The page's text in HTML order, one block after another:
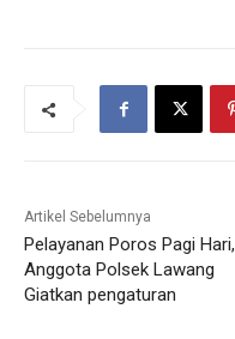
Artikel Sebelumnya
Pelayanan Poros Pagi Hari,
Anggota Polsek Lawang
Giatkan pengaturan